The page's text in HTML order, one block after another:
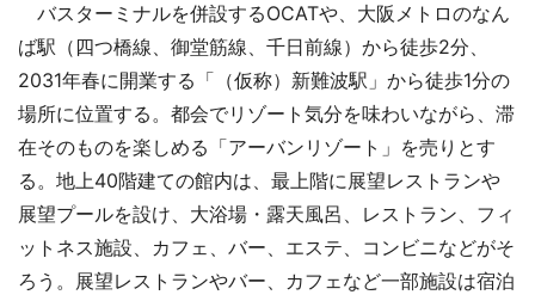
バスターミナルを併設するOCATや、大阪メトロのなん
ば駅（四つ橋線、御堂筋線、千日前線）から徒歩2分、
2031年春に開業する「（仮称）新難波駅」から徒歩1分の
場所に位置する。都会でリゾート気分を味わいながら、滞
在そのものを楽しめる「アーバンリゾート」を売りとす
る。地上40階建ての館内は、最上階に展望レストランや
展望プールを設け、大浴場・露天風呂、レストラン、フィ
ットネス施設、カフェ、バー、エステ、コンビニなどがそ
ろう。展望レストランやバー、カフェなど一部施設は宿泊